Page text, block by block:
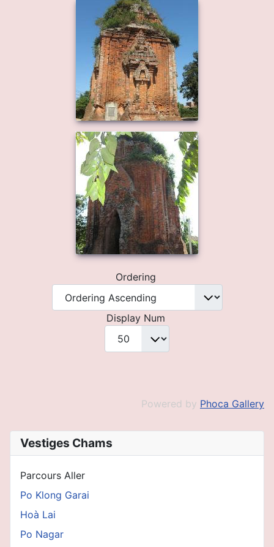
Ordering
Display Num
Powered by Phoca Gallery
Vestiges Chams
Parcours Aller
Po Klong Garai
Hoà Lai
Po Nagar